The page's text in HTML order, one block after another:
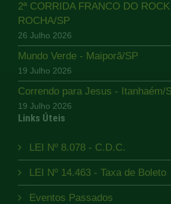
2ª CORRIDA FRANCO DO
ROCHA/SP
26 Julho 2026
Mundo Verde - Maiporã/SP
19 Julho 2026
Correndo para Jesus - Itanhaém/
19 Julho 2026
Links Úteis
LEI Nº 8.078 - C.D.C.
LEI Nº 14.463 - Taxa de Boleto
Eventos Passados